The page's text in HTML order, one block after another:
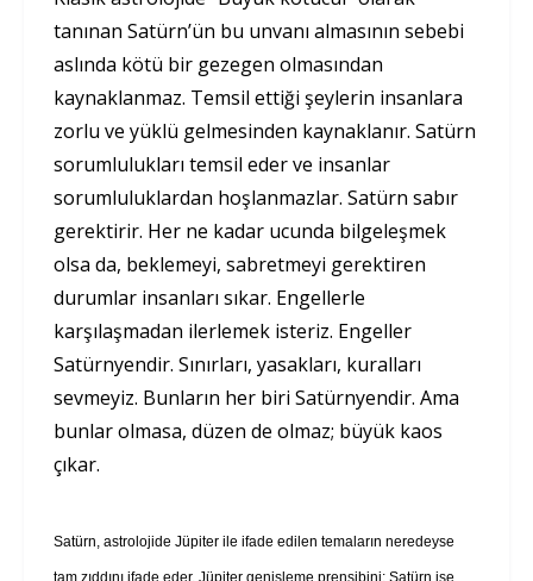
tanınan Satürn’ün bu unvanı almasının sebebi
aslında kötü bir gezegen olmasından
kaynaklanmaz. Temsil ettiği şeylerin insanlara
zorlu ve yüklü gelmesinden kaynaklanır. Satürn
sorumlulukları temsil eder ve insanlar
sorumluluklardan hoşlanmazlar. Satürn sabır
gerektirir. Her ne kadar ucunda bilgeleşmek
olsa da, beklemeyi, sabretmeyi gerektiren
durumlar insanları sıkar. Engellerle
karşılaşmadan ilerlemek isteriz. Engeller
Satürnyendir. Sınırları, yasakları, kuralları
sevmeyiz. Bunların her biri Satürnyendir. Ama
bunlar olmasa, düzen de olmaz; büyük kaos
çıkar.
Satürn, astrolojide Jüpiter ile ifade edilen temaların neredeyse
tam zıddını ifade eder. Jüpiter genişleme prensibini; Satürn ise